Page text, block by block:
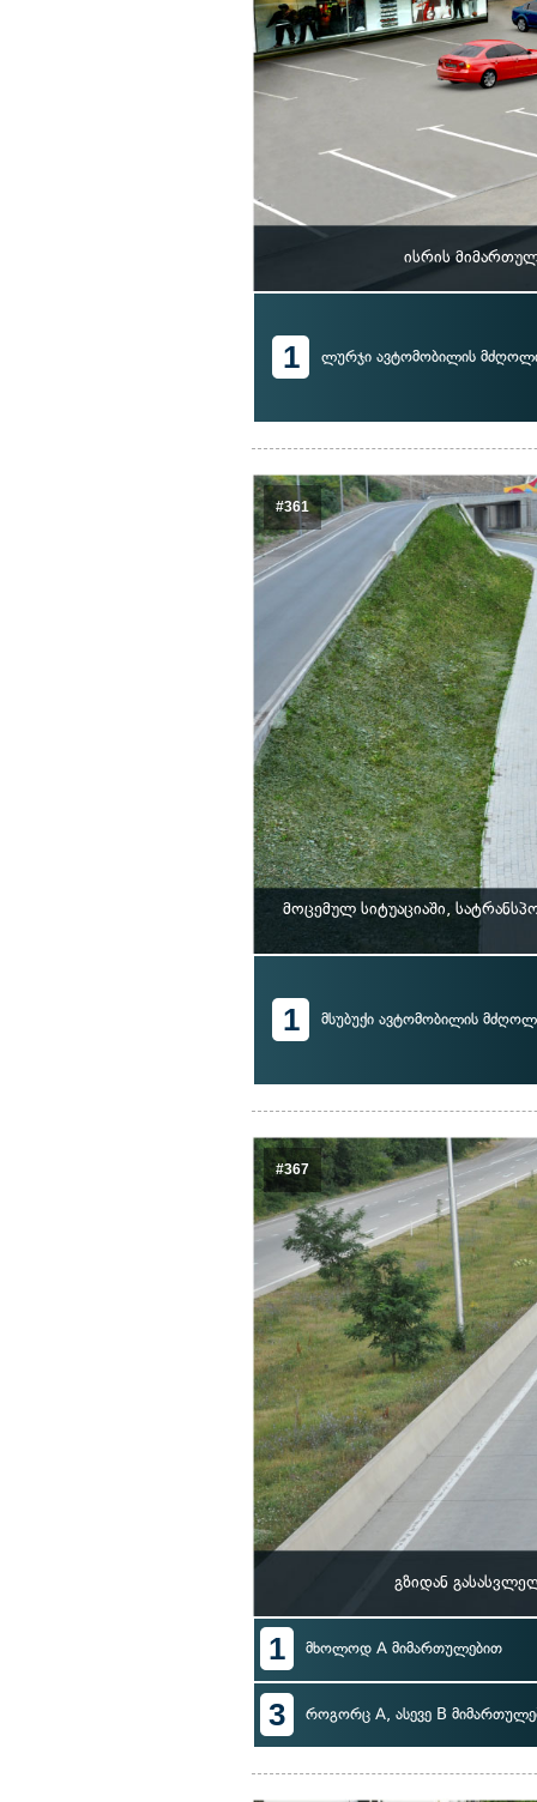
ისრის
1 ლურჯი ავტომობილის
#361
მოცემულ სიტუაციაში,
1 მსუბუქი ავტომობილის
#367
გზიდან
1 მხოლოდ A მიმართულებით
3 როგორც A, ასევე B